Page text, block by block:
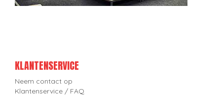
KLANTENSERVICE
Neem contact op
Klantenservice / FAQ